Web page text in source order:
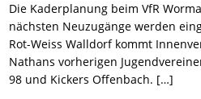
Die Kaderplanung beim VfR
nächsten Neuzugänge werden
Rot-Weiss Walldorf kommt
Nathans vorherigen
98 und Kickers Offenbach. […]